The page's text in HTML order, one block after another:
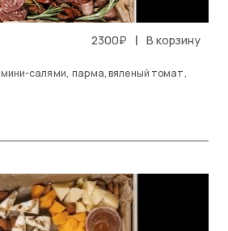
2300₽ | В корзину
салями, парма, вяленый томат,